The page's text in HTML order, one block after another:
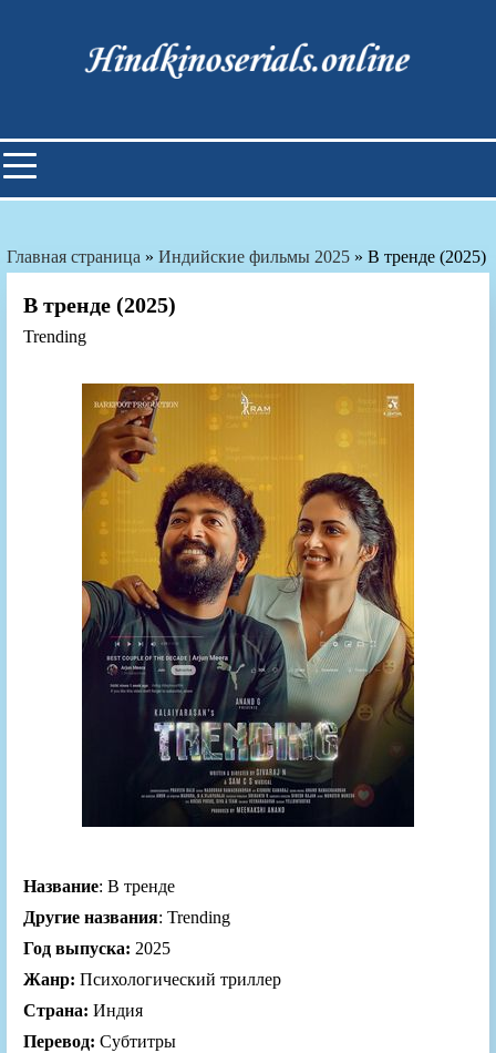
Индийские фильмы смотреть
онлайн
Главная страница » Индийские фильмы 2025 » В тренде (2025)
В тренде (2025)
Trending
Название: В тренде
Другие названия: Trending
Год выпуска: 2025
Жанр: Психологический триллер
Страна: Индия
Перевод: Субтитры